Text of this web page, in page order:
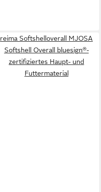
reima Softshelloverall MJOSA
Softshell Overall bluesign®-
zertifiziertes Haupt- und
Futtermaterial